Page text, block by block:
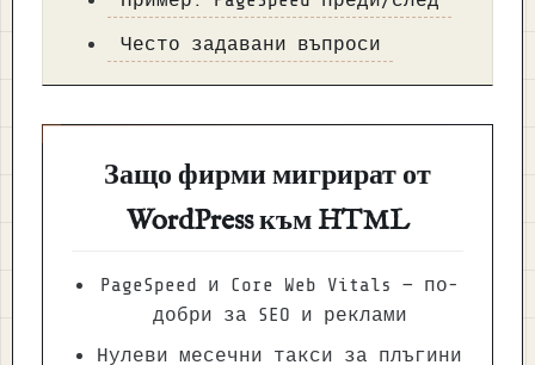
Често задавани въпроси
Защо фирми мигрират от
WordPress към HTML
PageSpeed и Core Web Vitals — по-
добри за SEO и реклами
Нулеви месечни такси за плъгини